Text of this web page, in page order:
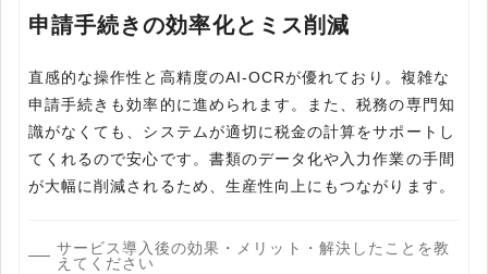
申請手続きの効率化とミス削減
直感的な操作性と高精度のAI-OCRが優れており。複雑な
申請手続きも効率的に進められます。また、税務の専門知
識がなくても、システムが適切に税金の計算をサポートし
てくれるので安心です。書類のデータ化や入力作業の手間
が大幅に削減されるため、生産性向上にもつながります。
サービス導入後の効果・メリット・解決したことを教
えてください